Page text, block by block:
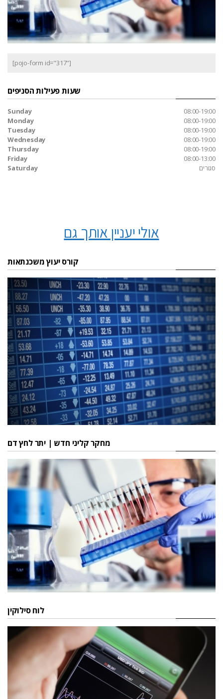
[pojo-form id="317"]
שעות פעילות הסניפים
Sunday
08:00-19:00
Monday
08:00-19:00
Tuesday
08:00-19:00
Wednesday
08:00-19:00
Thursday
08:00-19:00
Friday
08:00-13:00
Saturday
סגורים
אולי יעניין אותך גם
קורס יעוץ משכנתאות
מחקר קליני חדש | יתר לחץ דם
לוח סילוקין